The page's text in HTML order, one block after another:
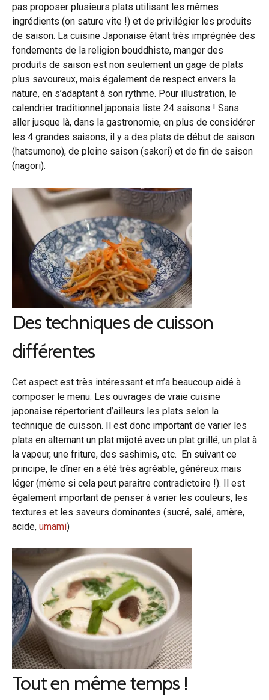
pas proposer plusieurs plats utilisant les mêmes
ingrédients (on sature vite !) et de privilégier les produits
de saison. La cuisine Japonaise étant très imprégnée des
fondements de la religion bouddhiste, manger des
produits de saison est non seulement un gage de plats
plus savoureux, mais également de respect envers la
nature, en s’adaptant à son rythme. Pour illustration, le
calendrier traditionnel japonais liste 24 saisons ! Sans
aller jusque là, dans la gastronomie, en plus de considérer
les 4 grandes saisons, il y a des plats de début de saison
(hatsumono), de pleine saison (sakori) et de fin de saison
(nagori).
Des techniques de cuisson
différentes
Cet aspect est très intéressant et m’a beaucoup aidé à
composer le menu. Les ouvrages de vraie cuisine
japonaise répertorient d’ailleurs les plats selon la
technique de cuisson. Il est donc important de varier les
plats en alternant un plat mijoté avec un plat grillé, un plat à
la vapeur, une friture, des sashimis, etc. En suivant ce
principe, le dîner en a été très agréable, généreux mais
léger (même si cela peut paraître contradictoire !). Il est
également important de penser à varier les couleurs, les
textures et les saveurs dominantes (sucré, salé, amère,
acide, umami)
Tout en même temps !